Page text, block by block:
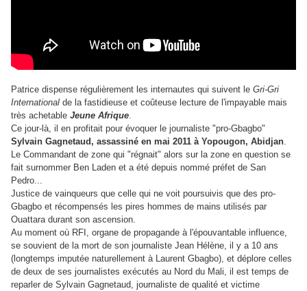
Patrice dispense régulièrement les internautes qui suivent le Gri-Gri
International de la fastidieuse et coûteuse lecture de l'impayable mais
très achetable Jeune Afrique.
Ce jour-là, il en profitait pour évoquer le journaliste "pro-Gbagbo"
Sylvain Gagnetaud, assassiné en mai 2011 à Yopougon, Abidjan.
Le Commandant de zone qui "régnait" alors sur la zone en question se
fait surnommer Ben Laden et a été depuis nommé préfet de San
Pedro...
Justice de vainqueurs que celle qui ne voit poursuivis que des pro-
Gbagbo et récompensés les pires hommes de mains utilisés par
Ouattara durant son ascension.
Au moment où RFI, organe de propagande à l'épouvantable influence,
se souvient de la mort de son journaliste Jean Hélène, il y a 10 ans
(longtemps imputée naturellement à Laurent Gbagbo), et déplore celles
de deux de ses journalistes exécutés au Nord du Mali, il est temps de
reparler de Sylvain Gagnetaud, journaliste de qualité et victime